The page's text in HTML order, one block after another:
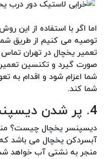
اما اگر با استفاده از این
تعمیر یخچال در تهران
صورت گیرد و تکنسین
شما اعزام شود و اقدام به
شما کند.
4. پر شدن دیسپنسر یخچال
دیسپنسر یخچال چیست؟
آبسردکن یخچال می باشد
منجر به نشتی آب خواهد